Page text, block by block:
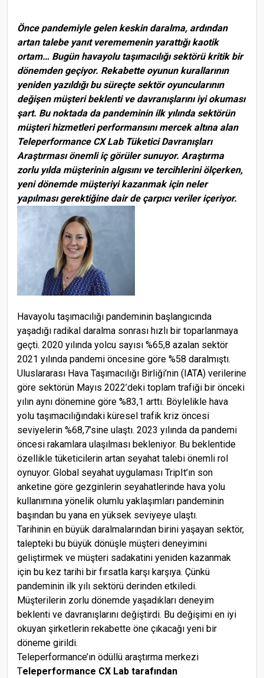
Önce pandemiyle gelen keskin daralma, ardından
artan talebe yanıt verememenin yarattığı kaotik
ortam… Bugün havayolu taşımacılığı sektörü kritik bir
dönemden geçiyor. Rekabette oyunun kurallarının
yeniden yazıldığı bu süreçte sektör oyuncularının
değişen müşteri beklenti ve davranışlarını iyi okuması
şart. Bu noktada da pandeminin ilk yılında sektörün
müşteri hizmetleri performansını mercek altına alan
Teleperformance CX Lab Tüketici Davranışları
Araştırması önemli iç görüler sunuyor. Araştırma
zorlu yılda müşterinin algısını ve tercihlerini ölçerken,
yeni dönemde müşteriyi kazanmak için neler
yapılması gerektiğine dair de çarpıcı veriler içeriyor.
Havayolu taşımacılığı pandeminin başlangıcında
yaşadığı radikal daralma sonrası hızlı bir toparlanmaya
geçti. 2020 yılında yolcu sayısı %65,8 azalan sektör
2021 yılında pandemi öncesine göre %58 daralmıştı.
Uluslararası Hava Taşımacılığı Birliği’nin (IATA) verilerine
göre sektörün Mayıs 2022’deki toplam trafiği bir önceki
yılın aynı dönemine göre %83,1 arttı. Böylelikle hava
yolu taşımacılığındaki küresel trafik kriz öncesi
seviyelerin %68,7’sine ulaştı. 2023 yılında da pandemi
öncesi rakamlara ulaşılması bekleniyor. Bu beklentide
özellikle tüketicilerin artan seyahat talebi önemli rol
oynuyor. Global seyahat uygulaması TripIt’ın son
anketine göre gezginlerin seyahatlerinde hava yolu
kullanımına yönelik olumlu yaklaşımları pandeminin
başından bu yana en yüksek seviyeye ulaştı.
Tarihinin en büyük daralmalarından birini yaşayan sektör,
talepteki bu büyük dönüşle müşteri deneyimini
geliştirmek ve müşteri sadakatini yeniden kazanmak
için bu kez tarihi bir fırsatla karşı karşıya. Çünkü
pandeminin ilk yılı sektörü derinden etkiledi.
Müşterilerin zorlu dönemde yaşadıkları deneyim
beklenti ve davranışlarını değiştirdi. Bu değişimi en iyi
okuyan şirketlerin rekabette öne çıkacağı yeni bir
döneme girildi.
Teleperformance’ın ödüllü araştırma merkezi
Teleperformance CX Lab tarafından